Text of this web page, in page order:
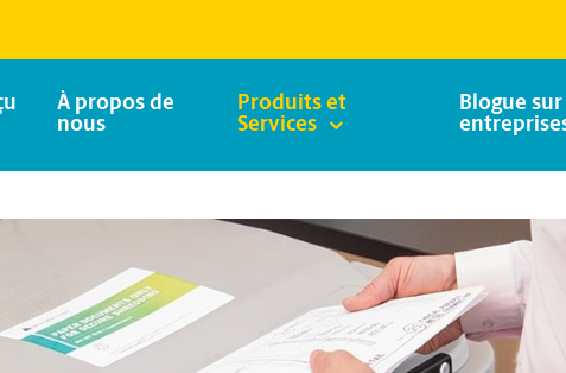
À propos de
nous
Produits et
Services
Blogue